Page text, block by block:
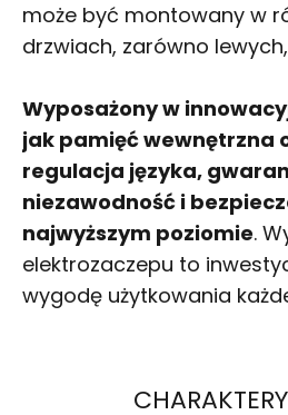
może być montowany w
drzwiach, zarówno
Wyposażony w
jak pamięć wewnętrzna
regulacja języka,
niezawodność i
najwyższym poziomie.
elektrozaczepu to
wygodę użytkowania